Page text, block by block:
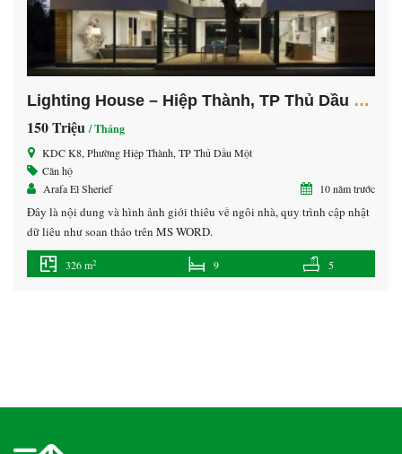
Lighting House – Hiệp Thành, TP Thủ Dầu Một
150 Triệu/ Tháng
KDC K8, Phường Hiệp Thành, TP Thủ Dầu Một
Căn hộ
Arafa El Sherief
10 năm trước
Đây là nội dung và hình ảnh giới thiêu về ngôi nhà, quy trình cập nhật
dữ liệu như soạn thảo trên MS WORD.
326 m2 9 5